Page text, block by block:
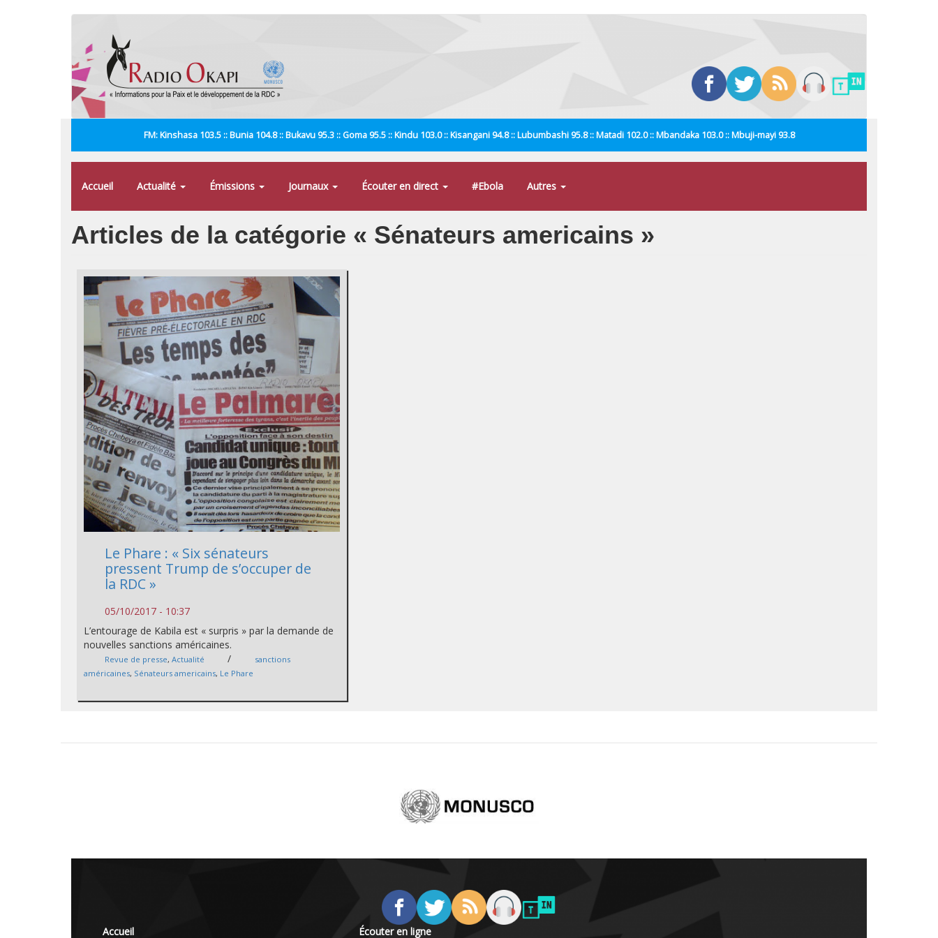
FM: Kinshasa 103.5 :: Bunia 104.8 :: Bukavu 95.3 :: Goma 95.5 :: Kindu 103.0 :: Kisangani 94.8 :: Lubumbashi 95.8 :: Matadi 102.0 :: Mbandaka 103.0 :: Mbuji-mayi 93.8
Accueil Actualité Émissions Journaux Écouter en direct #Ebola Autres
Articles de la catégorie « Sénateurs americains »
Le Phare : « Six sénateurs
pressent Trump de s’occuper de
la RDC »
05/10/2017 - 10:37
L’entourage de Kabila est « surpris » par la demande de
nouvelles sanctions américaines.
Revue de presse,Actualité /
sanctions
américaines, Sénateurs americains, Le Phare
Accueil Écouter en ligne